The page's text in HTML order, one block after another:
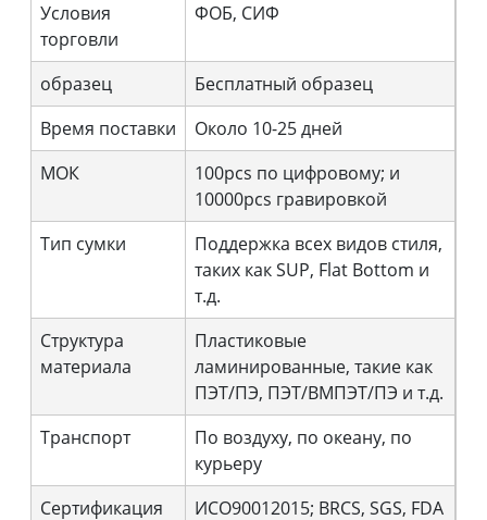
Условия
торговли
ФОБ, СИФ
образец
Бесплатный образец
Время поставки
Около 10-25 дней
МОК
100pcs по цифровому; и
10000pcs гравировкой
Тип сумки
Поддержка всех видов стиля,
таких как SUP, Flat Bottom и
т.д.
Структура
материала
Пластиковые
ламинированные, такие как
ПЭТ/ПЭ, ПЭТ/ВМПЭТ/ПЭ и т.д.
Транспорт
По воздуху, по океану, по
курьеру
Сертификация
ИСО90012015; BRCS, SGS, FDA